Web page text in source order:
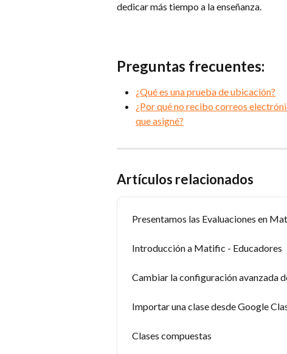
dedicar más tiempo a la enseñanza.
Preguntas frecuentes:
¿Qué es una prueba de ubicación?
¿Por qué no recibo correos
que asigné?
Artículos relacionados
Presentamos las Evaluaciones en
Introducción a Matific - Educadores
Cambiar la configuración avanzada
Importar una clase desde Google
Clases compuestas